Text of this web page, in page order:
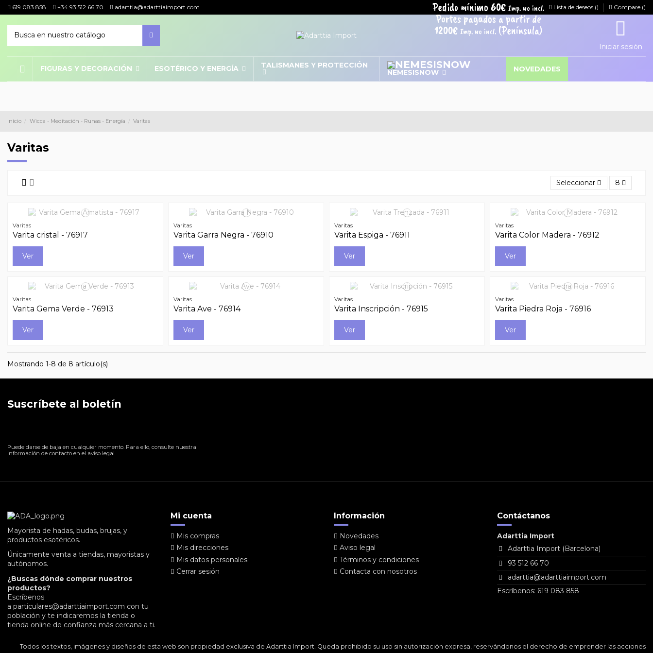
619 083 858 +34 93 512 66 70 adarttia@adarttiaimport.com Lista de deseos () Compare ()
Iniciar sesión
FIGURAS Y DECORACIÓN ESOTÉRICO Y ENERGÍA
TALISMANES Y PROTECCIÓN
NEMESISNOW
NOVEDADES
Pedido mínimo 60€Imp. no incl.
Portes pagados a partir de
1200€Imp. no incl. (Península)
Inicio Wicca - Meditación - Runas - Energía Varitas
Varitas
Seleccionar 8
Varitas
Varita cristal - 76917
Ver
Varitas
Varita Garra Negra - 76910
Ver
Varitas
Varita Espiga - 76911
Ver
Varitas
Varita Color Madera - 76912
Ver
Varitas
Varita Gema Verde - 76913
Ver
Varitas
Varita Ave - 76914
Ver
Varitas
Varita Inscripción - 76915
Ver
Varitas
Varita Piedra Roja - 76916
Ver
Mostrando 1-8 de 8 artículo(s)
Suscríbete al boletín
Puede darse de baja en cualquier momento. Para ello, consulte nuestra
información de contacto en el aviso legal.
Mayorista de hadas, budas, brujas, y
productos esotéricos.
Únicamente venta a tiendas, mayoristas y
autónomos.
¿Buscas dónde comprar nuestros
productos?
Escríbenos
a particulares@adarttiaimport.com con tu
población y te indicaremos la tienda o
tienda online de confianza más cercana a ti.
Mi cuenta
Mis compras
Mis direcciones
Mis datos personales
Cerrar sesión
Información
Novedades
Aviso legal
Términos y condiciones
Contacta con nosotros
Contáctanos
Adarttia Import
Adarttia Import (Barcelona)
93 512 66 70
adarttia@adarttiaimport.com
Escríbenos: 619 083 858
Todos los textos, imágenes y diseños de esta web son propiedad exclusiva de Adarttia Import. Queda prohibido su uso sin autorización expresa, reservándonos el derecho de emprender las acciones